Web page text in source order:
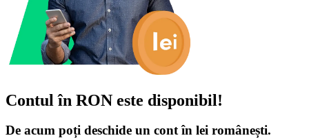
Contul în RON este disponibil!
De acum poți deschide un cont în lei românești.